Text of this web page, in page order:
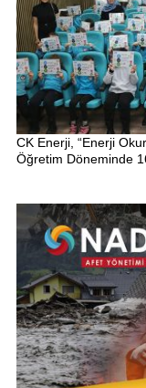
CK Enerji, “Enerji
Öğretim Döneminde